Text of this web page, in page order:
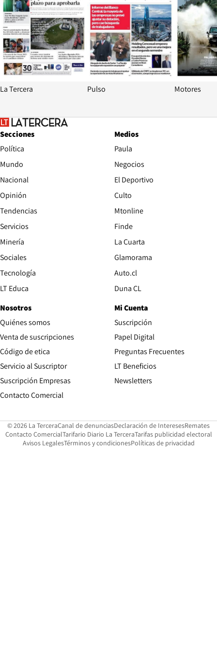
La Tercera Pulso Motores
Secciones
Política
Mundo
Nacional
Opinión
Tendencias
Servicios
Minería
Sociales
Tecnología
LT Educa
Medios
Paula
Negocios
El Deportivo
Culto
Mtonline
Finde
La Cuarta
Glamorama
Auto.cl
Duna CL
Nosotros
Quiénes somos
Venta de suscripciones
Código de etica Opens in new window
Servicio al Suscriptor
Suscripción Empresas
Contacto Comercial
Mi Cuenta
Suscripción
Papel Digital
Preguntas Frecuentes
LT Beneficios
Newsletters
© 2026 La TerceraCanal de denunciasOpens in new window
Declaración de InteresesOpens in
Remates
Contacto ComercialOpens in new window
Tarifario Diario La TerceraOpens in new window
Tarifas publicidad electoral
Avisos LegalesOpens in new window
Términos y condicionesPolíticas de privacidad